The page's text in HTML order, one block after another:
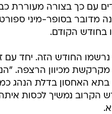
עם כך בצורה מעוררת
מדובר בסופר-מיני
בחודש הקודם.
נרשמו החודש הזה. יחד עם
מכיוון הרצפה.
האחסון בדלת הנהג
הקרוב נמשיך לכסות